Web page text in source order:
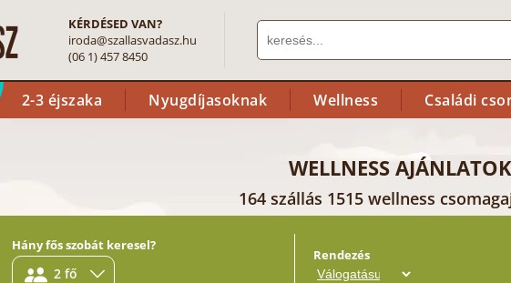
KÉRDÉSED VAN?
iroda@szallasvadasz.hu
(06 1) 457 8450
2-3 éjszaka Nyugdíjasoknak Wellness Családi
WELLNESS AJÁNLATOK
164 szállás 1515 wellness
Hány fős szobát keresel?
2 fő
Rendezés